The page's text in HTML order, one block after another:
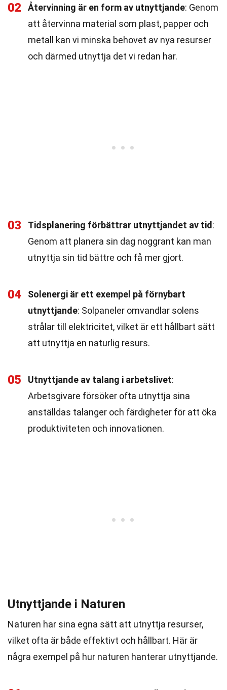
02 Återvinning är en form av utnyttjande: Genom
att återvinna material som plast, papper och
metall kan vi minska behovet av nya resurser
och därmed utnyttja det vi redan har.
03 Tidsplanering förbättrar utnyttjandet av tid :
Genom att planera sin dag noggrant kan man
utnyttja sin tid bättre och få mer gjort.
04
Solenergi är ett exempel på förnybart
utnyttjande: Solpaneler omvandlar solens
strålar till elektricitet, vilket är ett hållbart sätt
att utnyttja en naturlig resurs.
05 Utnyttjande av talang i arbetslivet:
Arbetsgivare försöker ofta utnyttja sina
anställdas talanger och färdigheter för att öka
produktiviteten och innovationen.
Utnyttjande i Naturen
Naturen har sina egna sätt att utnyttja resurser,
vilket ofta är både effektivt och hållbart. Här är
några exempel på hur naturen hanterar utnyttjande.